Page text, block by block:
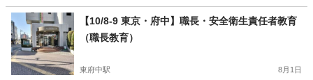
東京 府中市 京王線
【10/8-9 東京・府中】職長・安全衛生責任者教育
（職長教育）
東府中駅 8月1日